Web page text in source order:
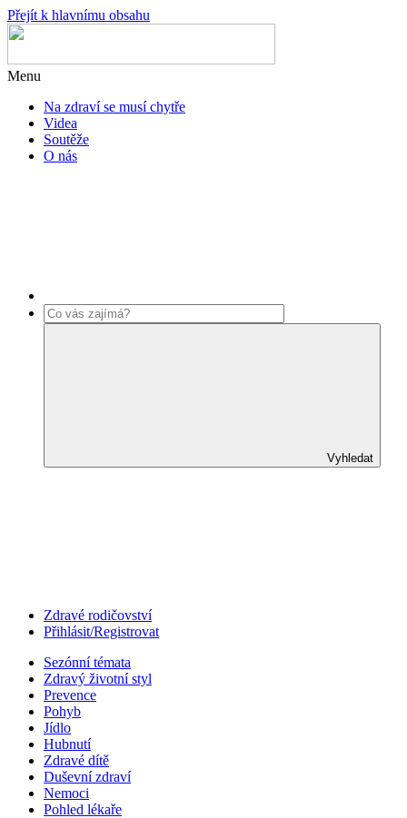
Přejít k hlavnímu obsahu
Menu
Na zdraví se musí chytře
Videa
Soutěže
O nás
Vyhledat
Zdravé rodičovství
Přihlásit/Registrovat
Sezónní témata
Zdravý životní styl
Prevence
Pohyb
Jídlo
Hubnutí
Zdravé dítě
Duševní zdraví
Nemoci
Pohled lékaře